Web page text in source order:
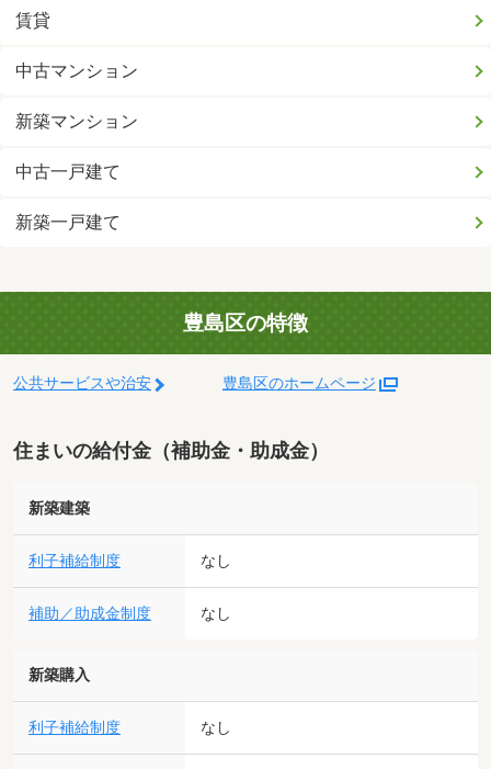
賃貸
中古マンション
新築マンション
中古一戸建て
新築一戸建て
豊島区の特徴
公共サービスや治安 豊島区のホームページ
住まいの給付金（補助金・助成金）
新築建築
利子補給制度 なし
補助／助成金制度 なし
新築購入
利子補給制度 なし